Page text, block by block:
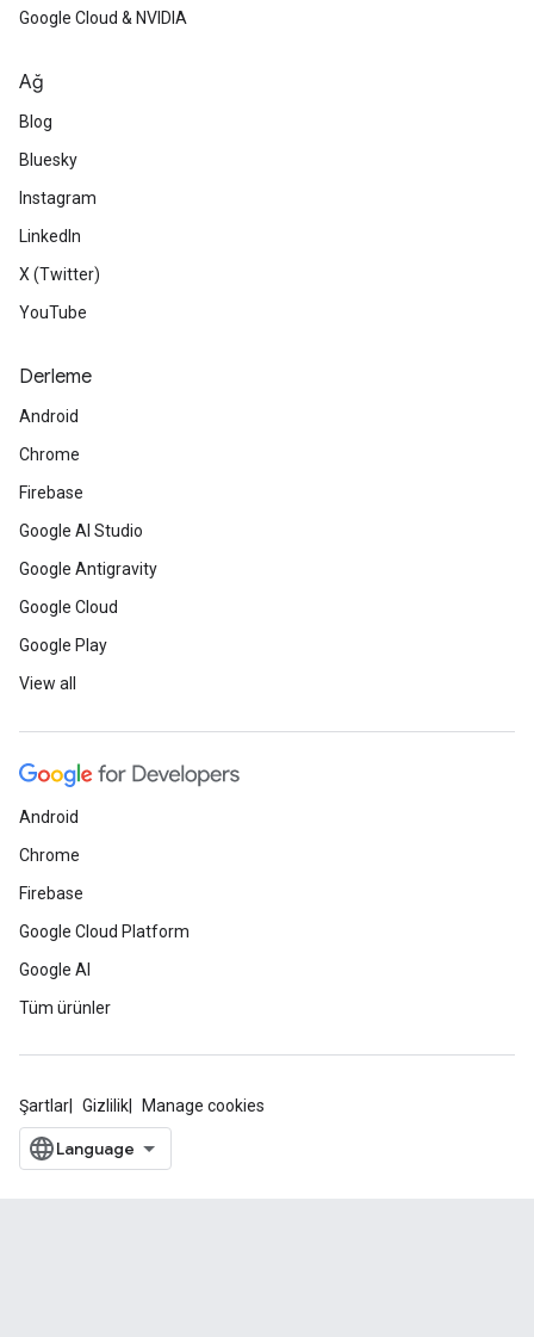
Google Cloud & NVIDIA
Ağ
Blog
Bluesky
Instagram
LinkedIn
X (Twitter)
YouTube
Derleme
Android
Chrome
Firebase
Google AI Studio
Google Antigravity
Google Cloud
Google Play
View all
Android
Chrome
Firebase
Google Cloud Platform
Google AI
Tüm ürünler
Şartlar Gizlilik Manage cookies